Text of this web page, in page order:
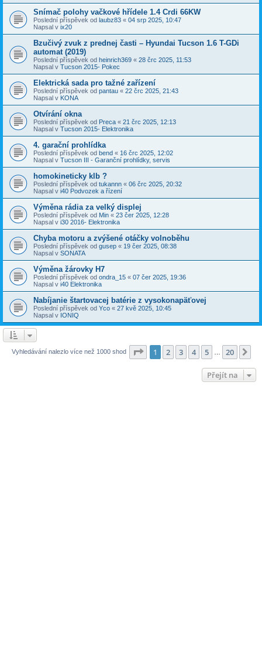
Snímač polohy vačkové hřídele 1.4 Crdi 66KW
Poslední příspěvek od laubz83 « 04 srp 2025, 10:47
Napsal v ix20
Bzučivý zvuk z prednej časti – Hyundai Tucson 1.6 T-GDi
automat (2019)
Poslední příspěvek od heinrich369 « 28 črc 2025, 11:53
Napsal v Tucson 2015- Pokec
Elektrická sada pro tažné zařízení
Poslední příspěvek od pantau « 22 črc 2025, 21:43
Napsal v KONA
Otvírání okna
Poslední příspěvek od Preca « 21 črc 2025, 12:13
Napsal v Tucson 2015- Elektronika
4. garační prohlídka
Poslední příspěvek od bend « 16 črc 2025, 12:02
Napsal v Tucson III - Garanční prohlídky, servis
homokineticky klb ?
Poslední příspěvek od tukannn « 06 črc 2025, 20:32
Napsal v i40 Podvozek a řízení
Výměna rádia za velký displej
Poslední příspěvek od Min « 23 čer 2025, 12:28
Napsal v i30 2016- Elektronika
Chyba motoru a zvýšené otáčky volnoběhu
Poslední příspěvek od gusep « 19 čer 2025, 08:38
Napsal v SONATA
Výměna žárovky H7
Poslední příspěvek od ondra_15 « 07 čer 2025, 19:36
Napsal v i40 Elektronika
Nabíjanie štartovacej batérie z vysokonapäťovej
Poslední příspěvek od Yco « 27 kvě 2025, 10:45
Napsal v IONIQ
Vyhledávání nalezlo více než 1000 shod Stránka z 20
1 2 3 4 5 20
Přejít na